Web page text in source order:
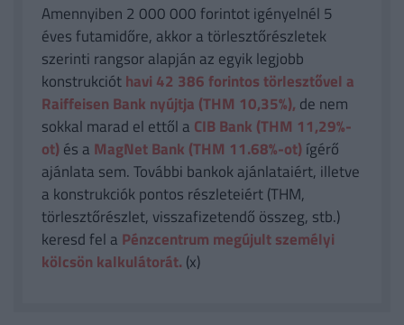
Amennyiben 2 000 000 forintot igényelnél 5
éves futamidőre, akkor a törlesztőrészletek
szerinti rangsor alapján az egyik legjobb
konstrukcióthavi 42 386 forintos törlesztővel a
Raiffeisen Bank nyújtja (THM 10,35%), de nem
sokkal marad el ettől a CIB Bank (THM 11,29%-
ot)és a MagNet Bank (THM 11.68%-ot)ígérő
ajánlata sem. További bankok ajánlataiért, illetve
a konstrukciók pontos részleteiért (THM,
törlesztőrészlet, visszafizetendő összeg, stb.)
keresd fel a Pénzcentrum megújult személyi
kölcsön kalkulátorát. (x)